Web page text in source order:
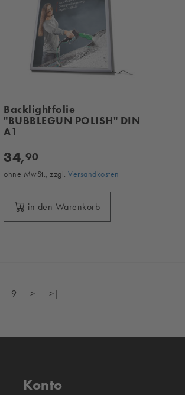
Backlightfolie
"BUBBLEGUN POLISH" DIN
A1
34,90
ohne MwSt., zzgl.Versandkosten
in den Warenkorb
9 > >|
Konto